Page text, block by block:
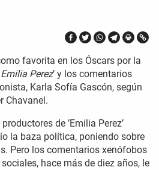
favorita en los Óscars por la
Emilia Perez’ y los comentarios
Karla Sofía Gascón, según
Chavanel.
de ’Emilia Perez’
la baza política, poniendo sobre
Pero los comentarios xenófobos
hace más de diez años, le